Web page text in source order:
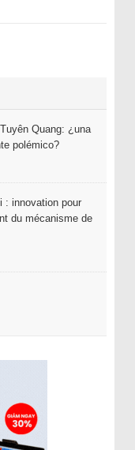
Quang: ¿una
polémico?
: innovation pour
du mécanisme de